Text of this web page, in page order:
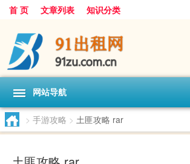
首 页 文章列表 知识分类
网站导航
> 手游攻略 > 土匪攻略 rar